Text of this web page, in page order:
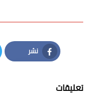
نشر
Facebook
تعليقات